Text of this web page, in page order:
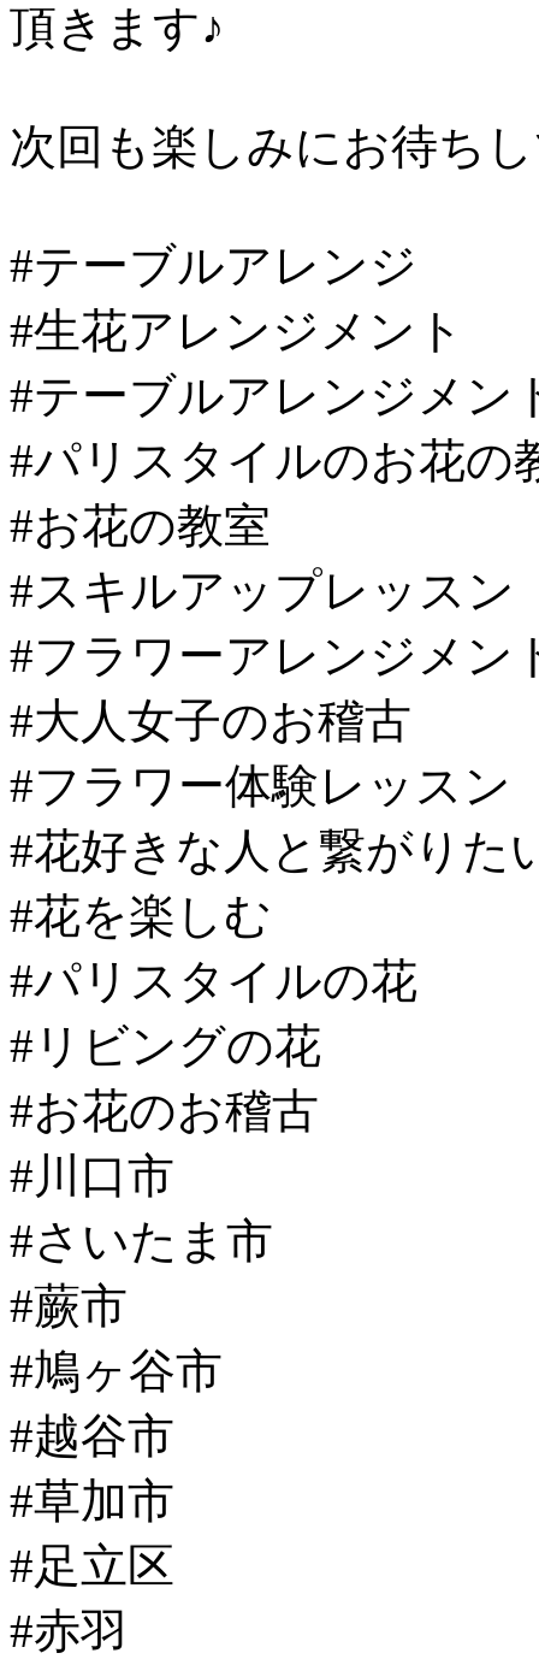
頂きます♪
次回も楽しみにお待ち
#テーブルアレンジ
#生花アレンジメント
#テーブルアレンジメン
#パリスタイルのお花の
#お花の教室
#スキルアップレッスン
#フラワーアレンジメン
#大人女子のお稽古
#フラワー体験レッスン
#花好きな人と繋がりた
#花を楽しむ
#パリスタイルの花
#リビングの花
#お花のお稽古
#川口市
#さいたま市
#蕨市
#鳩ヶ谷市
#越谷市
#草加市
#足立区
#赤羽